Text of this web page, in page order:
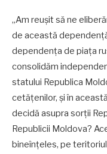
„Am reușit să ne
de această
dependența de piața
consolidăm
statului Republica
cetățenilor, și în
decidă asupra sorții
Republicii Moldova?
bineînțeles, pe